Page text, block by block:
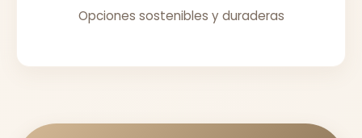
Opciones sostenibles y duraderas